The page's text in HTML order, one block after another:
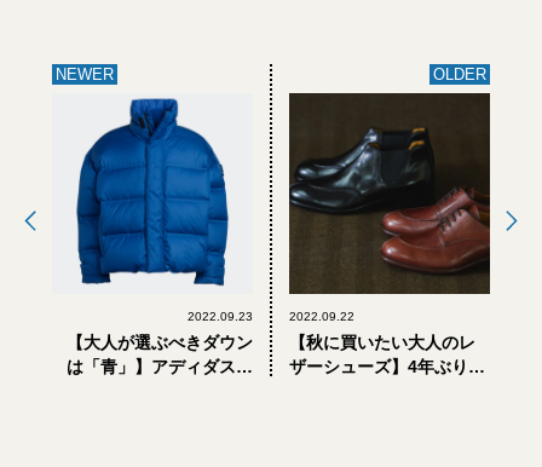
NEWER
2022.09.23
【大人が選ぶべきダウン
は「青」】アディダスの
OLDER
2022.09.22
【秋に買いたい大人のレ
ザーシューズ】4年ぶりの